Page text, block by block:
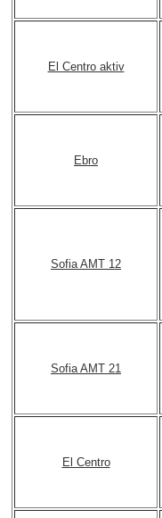
El Centro aktiv
Ebro
Sofia AMT 12
Sofia AMT 21
El Centro